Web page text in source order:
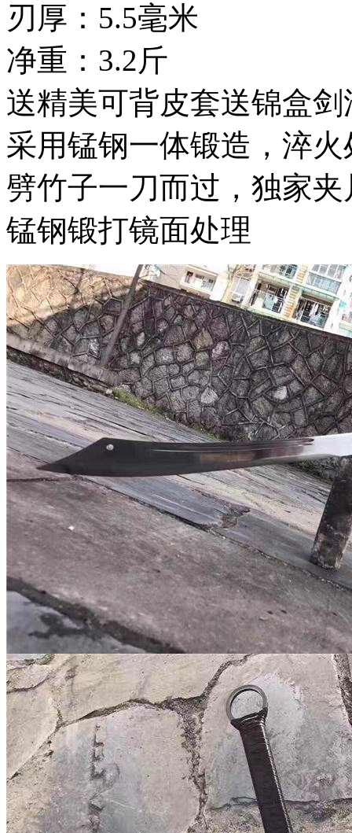
刃厚：5.5毫米
净重：3.2斤
送精美可背皮套送锦盒剑
采用锰钢一体锻造，淬
劈竹子一刀而过，独家
锰钢锻打镜面处理